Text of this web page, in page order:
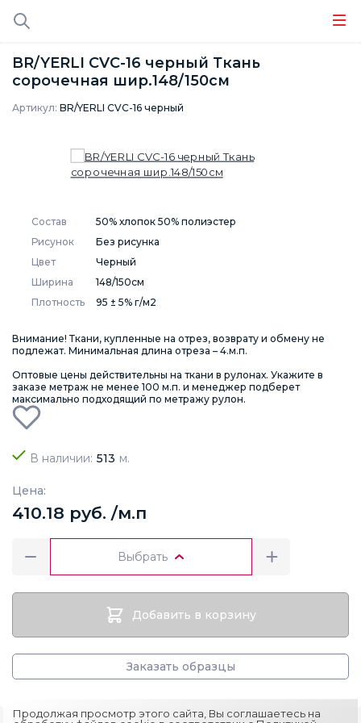
BR/YERLI CVC-16 черный Ткань
сорочечная шир.148/150см
Артикул: BR/YERLI CVC-16 черный
Состав
50% хлопок 50% полиэстер
Рисунок
Без рисунка
Цвет
Черный
Ширина
148/150см
Плотность
95 ± 5% г/м2
Внимание! Ткани, купленные на отрез, возврату и обмену не
подлежат. Минимальная длина отреза – 4.м.п.
Оптовые цены действительны на ткани в рулонах. Укажите в
заказе метраж не менее 100 м.п. и менеджер подберет
максимально подходящий по метражу рулон.
В наличии: 513 м.
Цена:
410.18 руб. /м.п
Выбрать
Добавить в корзину
Заказать образцы
Продолжая просмотр этого сайта, Вы соглашаетесь на